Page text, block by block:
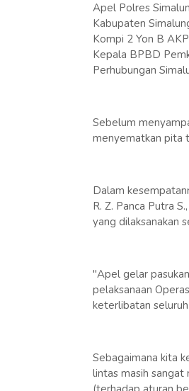
Apel Polres
Kabupaten
Kompi 2 Yon B
Kepala BPBD
Perhubungan
Sebelum
menyematkan pita
Dalam
R. Z. Panca Putra
yang dilaksanakan
"Apel gelar
pelaksanaan
keterlibatan
Sebagaimana kita
lintas masih